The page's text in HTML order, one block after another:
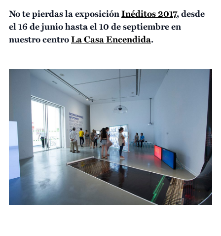
No te pierdas la exposiciónInéditos 2017, desde
el 16 de junio hasta el 10 de septiembre en
nuestro centroLa Casa Encendida.